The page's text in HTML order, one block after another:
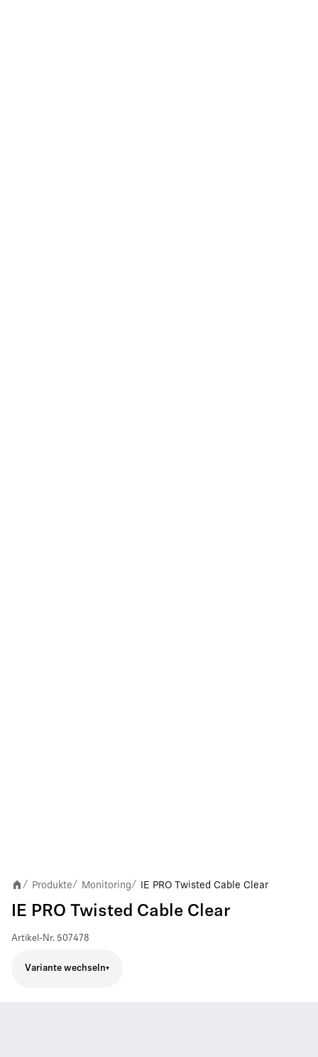
/ Produkte/ Monitoring/ IE PRO Twisted Cable Clear
IE PRO Twisted Cable Clear
Artikel-Nr. 507478
Variante wechseln